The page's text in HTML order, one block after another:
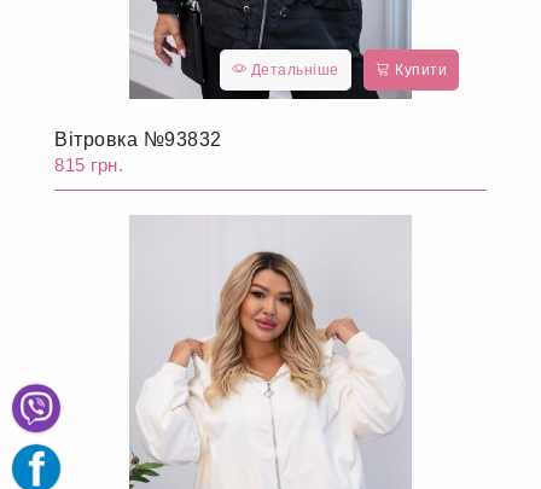
Детальніше Купити
Вітровка №93832
815 грн.